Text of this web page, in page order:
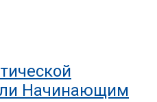
Начинающим